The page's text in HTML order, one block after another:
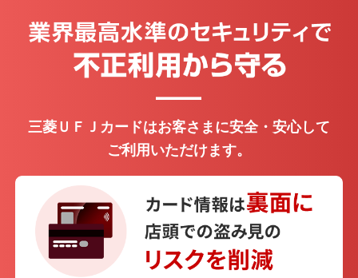
三菱ＵＦＪカードはお客さまに安全・安心して
ご利用いただけます。
アメリカン・エキスプレス
お申し込みフォームへ
行においてその情報をお客さまのお申し込み情報と
紐付けます。
＞ ご利用にあたって
※ タップするとアプリストアが開きます。